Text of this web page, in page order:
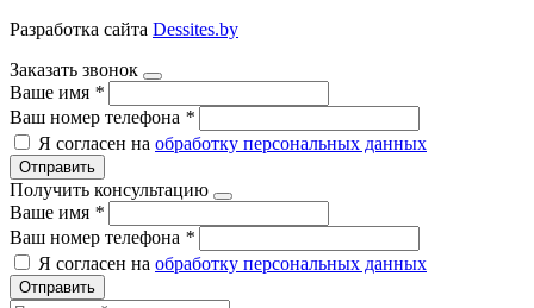
Разработка сайта Dessites.by
Заказать звонок
Ваше имя *
Ваш номер телефона *
Я согласен на обработку персональных данных
Отправить
Получить консультацию
Ваше имя *
Ваш номер телефона *
Я согласен на обработку персональных данных
Отправить